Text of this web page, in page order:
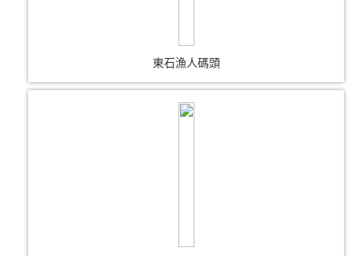
東石漁人碼頭